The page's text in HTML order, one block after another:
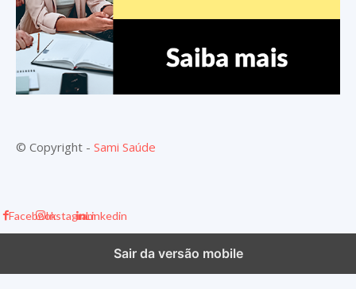
© Copyright - Sami Saúde
FacebookInstagramLinkedin
Sair da versão mobile